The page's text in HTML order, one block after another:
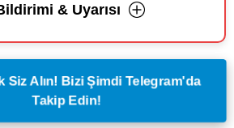
& Uyarısı
Siz Alın! Bizi Şimdi Telegram'da
Takip Edin!